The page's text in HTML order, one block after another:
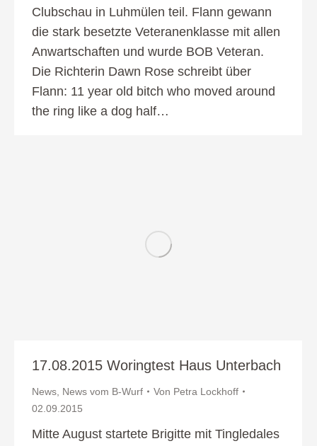
Clubschau in Luhmülen teil. Flann gewann
die stark besetzte Veteranenklasse mit allen
Anwartschaften und wurde BOB Veteran.
Die Richterin Dawn Rose schreibt über
Flann: 11 year old bitch who moved around
the ring like a dog half…
17.08.2015 Woringtest Haus Unterbach
News News vom B-Wurf Von Petra Lockhoff
02.09.2015
Mitte August startete Brigitte mit Tingledales